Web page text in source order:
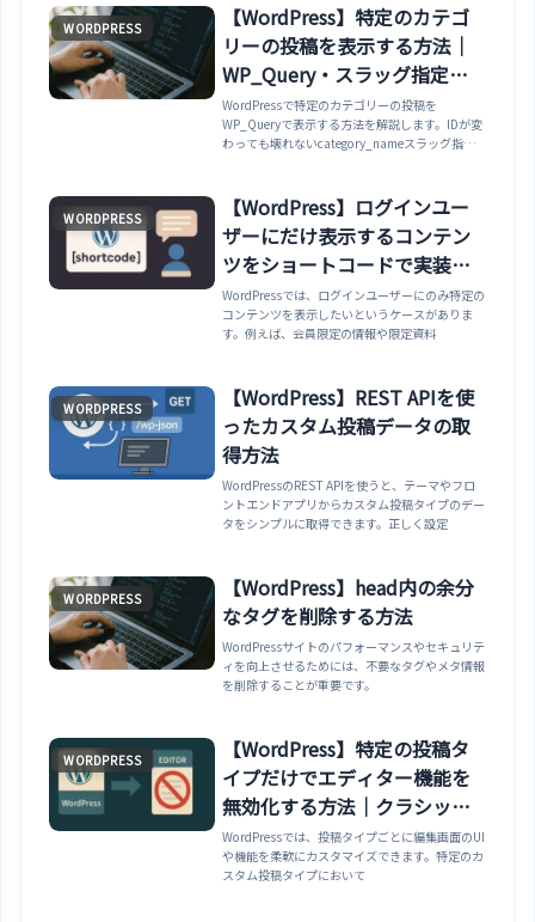
WORDPRESS
【WordPress】特定のカテゴ
リーの投稿を表示する方法｜
WP_Query・スラッグ指定・
ページネーション
WordPressで特定のカテゴリーの投稿を
WP_Queryで表示する方法を解説します。IDが変
わっても壊れないcategory_nameスラッグ指
ン、pre_get_postsでのアーカイブ変更まで、実
用的なコードで紹介します。
WORDPRESS
【WordPress】ログインユー
ザーにだけ表示するコンテン
ツをショートコードで実装す
る方法
WordPressでは、ログインユーザーにのみ特定の
コンテンツを表示したいというケースがありま
す。例えば、会員限定の情報や限定資料
WORDPRESS
【WordPress】REST APIを使
ったカスタム投稿データの取
得方法
WordPressのREST APIを使うと、テーマやフロ
ントエンドアプリからカスタム投稿タイプのデー
タをシンプルに取得できます。正しく設定
WORDPRESS
【WordPress】head内の余分
なタグを削除する方法
WordPressサイトのパフォーマンスやセキュリテ
ィを向上させるためには、不要なタグやメタ情報
を削除することが重要です。
WORDPRESS
【WordPress】特定の投稿タ
イプだけでエディター機能を
無効化する方法｜クラシック
エディタとの使い分け
WordPressでは、投稿タイプごとに編集画面のUI
や機能を柔軟にカスタマイズできます。特定のカ
スタム投稿タイプにおいて